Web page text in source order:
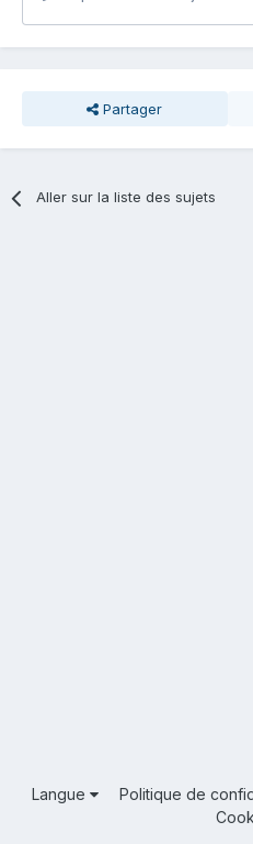
Partager
Aller sur la liste des sujets
Langue Politique de